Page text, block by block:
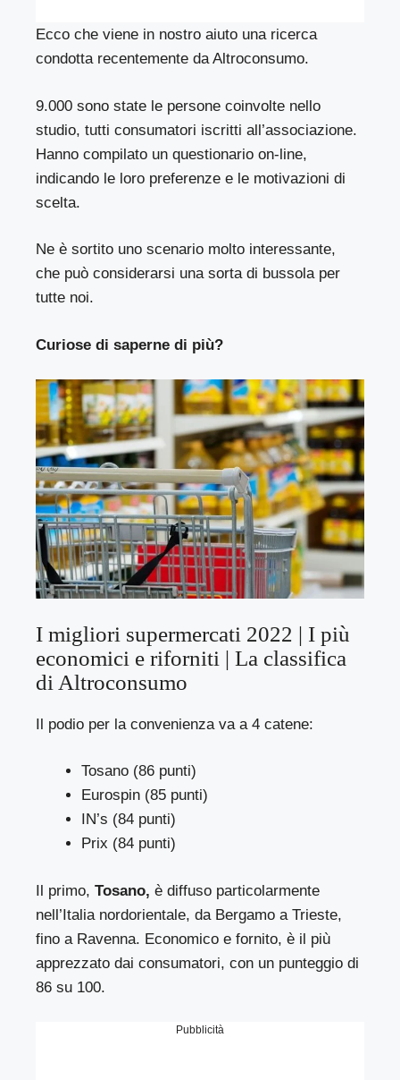
Ecco che viene in nostro aiuto una ricerca
condotta recentemente daAltroconsumo.
9.000 sono state le persone coinvolte nello
studio, tutti consumatori iscritti all’associazione.
Hanno compilato un questionario on-line,
indicando le loro preferenze e le motivazioni di
scelta.
Ne è sortito uno scenario molto interessante,
che può considerarsi una sorta di bussola per
tutte noi.
Curiose di saperne di più?
I migliori supermercati 2022 | I più
economici e riforniti | La classifica
di Altroconsumo
Il podio per la convenienza va a 4 catene:
Tosano (86 punti)
Eurospin (85 punti)
IN’s (84 punti)
Prix (84 punti)
Il primo,Tosano, è diffuso particolarmente
nell’Italia nordorientale, da Bergamo a Trieste,
fino a Ravenna. Economico e fornito, è il più
apprezzato dai consumatori, con un punteggio di
86 su 100.
Pubblicità